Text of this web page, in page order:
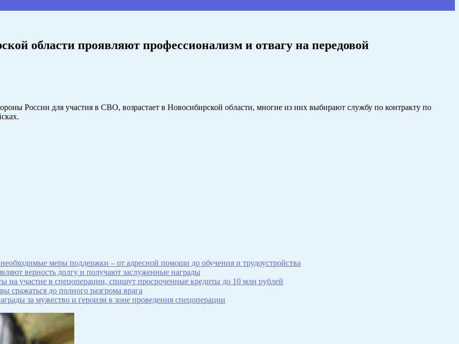
области проявляют профессионализм и отвагу на передовой
России для участия в СВО, возрастает в Новосибирской области, многие из них выбирают службу по контракту по
меры поддержки – от адресной помощи до обучения и трудоустройства
верность долгу и получают заслуженные награды
участие в спецоперации, спишут просроченные кредиты до 10 млн рублей
до полного разгрома врага
за мужество и героизм в зоне проведения спецоперации